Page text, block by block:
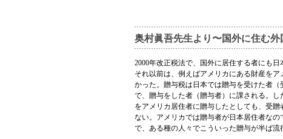
奥村眞吾先生より〜国外に住む
2000年改正税法で、国外に居住する者にも
それ以前は、例えばアメリカにある財産を
かった。贈与税は日本では贈与を受けた者
で、贈与をした者（贈与者）に課される。
をアメリカ居住者に贈与したとしても、受
ない。アメリカでは贈与者が日本居住者な
で、ある種の人々でこういった贈与が半ば流